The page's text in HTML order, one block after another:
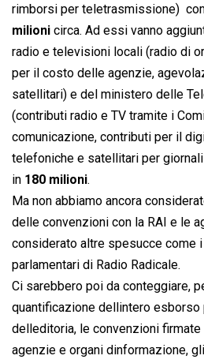
rimborsi per teletrasmissione) 
milioni circa. Ad essi vanno
radio e televisioni locali (radio di
per il costo delle agenzie,
satellitari) e del ministero delle
(contributi radio e TV tramite i
comunicazione, contributi per il
telefoniche e satellitari per
in 180 milioni.
Ma non abbiamo ancora
delle convenzioni con la RAI e le
considerato altre spesucce come i
parlamentari di Radio Radicale.
Ci sarebbero poi da conteggiare,
quantificazione dellintero
delleditoria, le convenzioni
agenzie e organi dinformazione,